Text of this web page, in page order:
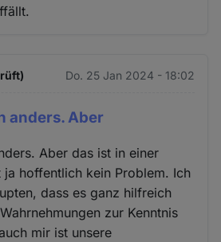
Do. 25 Jan 2024 - 18:02
anders. Aber
Aber das ist in einer
ja hoffentlich kein Problem. Ich
dass es ganz hilfreich
zur Kenntnis
mir ist unsere